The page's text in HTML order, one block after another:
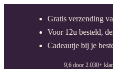
Gratis verzending
Voor 12u besteld,
Cadeautje bij je
9,6 door 2.030+